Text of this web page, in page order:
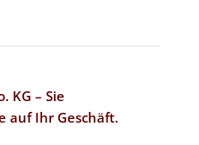
KG – Sie
auf Ihr Geschäft.